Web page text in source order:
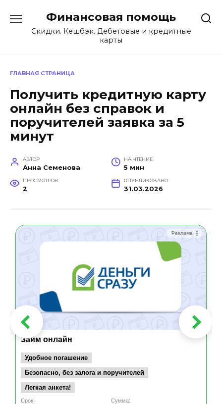
содержанию
Финансовая помощь
Скидки. Кешбэк. Дебетовые и кредитные
карты
ГЛАВНАЯ СТРАНИЦА
Получить кредитную карту
онлайн без справок и
поручителей заявка за 5
минут
АВТОР
Анна Семенова
НА ЧТЕНИЕ
5 мин
ПРОСМОТРОВ
2
ОПУБЛИКОВАНО
31.03.2026
Реклама
Займ онлайн
Удобное погашение
Безопасно, без залога и поручителей
Легкая анкета!
Срок:
Сумма: